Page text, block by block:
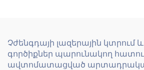
լարման սյուներով
Չժենգդայի լազերային կտրում
գործիքներ պարունակող
ավտոմատացված